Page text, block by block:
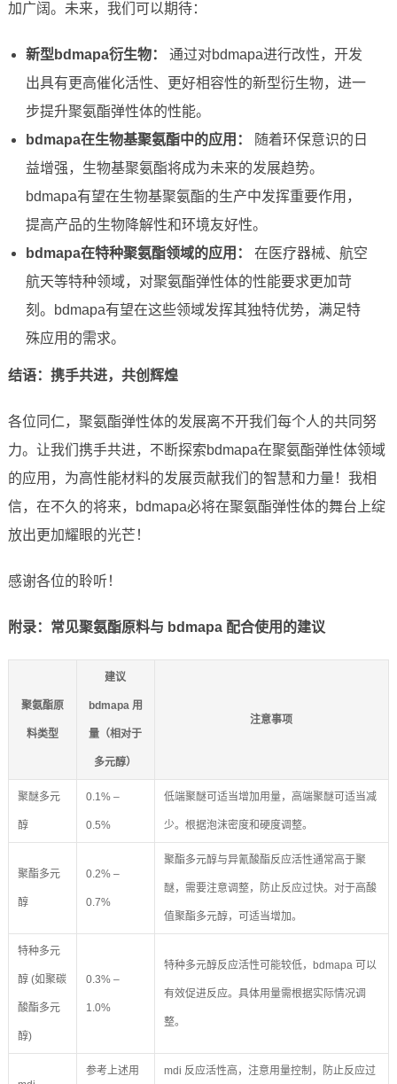
加广阔。未来，我们可以期待：
新型bdmapa衍生物：
通过对bdmapa进行改性，开发
出具有更高催化活性、更好相容性的新型衍生物，进一
步提升聚氨酯弹性体的性能。
bdmapa在生物基聚氨酯中的应用：
随着环保意识的日
益增强，生物基聚氨酯将成为未来的发展趋势。
bdmapa有望在生物基聚氨酯的生产中发挥重要作用，
提高产品的生物降解性和环境友好性。
bdmapa在特种聚氨酯领域的应用：
在医疗器械、航空
航天等特种领域，对聚氨酯弹性体的性能要求更加苛
刻。bdmapa有望在这些领域发挥其独特优势，满足特
殊应用的需求。
结语：携手共进，共创辉煌
各位同仁，聚氨酯弹性体的发展离不开我们每个人的共同努
力。让我们携手共进，不断探索bdmapa在聚氨酯弹性体领域
的应用，为高性能材料的发展贡献我们的智慧和力量！我相
信，在不久的将来，bdmapa必将在聚氨酯弹性体的舞台上绽
放出更加耀眼的光芒！
感谢各位的聆听！
附录：常见聚氨酯原料与 bdmapa 配合使用的建议
聚氨酯原
料类型
建议
bdmapa 用
量（相对于
多元醇）
注意事项
聚醚多元
醇
0.1% –
0.5%
低端聚醚可适当增加用量，高端聚醚可适当减
少。根据泡沫密度和硬度调整。
聚酯多元
醇
0.2% –
0.7%
聚酯多元醇与异氰酸酯反应活性通常高于聚
醚，需要注意调整，防止反应过快。对于高酸
值聚酯多元醇，可适当增加。
特种多元
醇 (如聚碳
酸酯多元
醇)
0.3% –
1.0%
特种多元醇反应活性可能较低，bdmapa 可以
有效促进反应。具体用量需根据实际情况调
整。
参考上述用 mdi 反应活性高，注意用量控制，防止反应过